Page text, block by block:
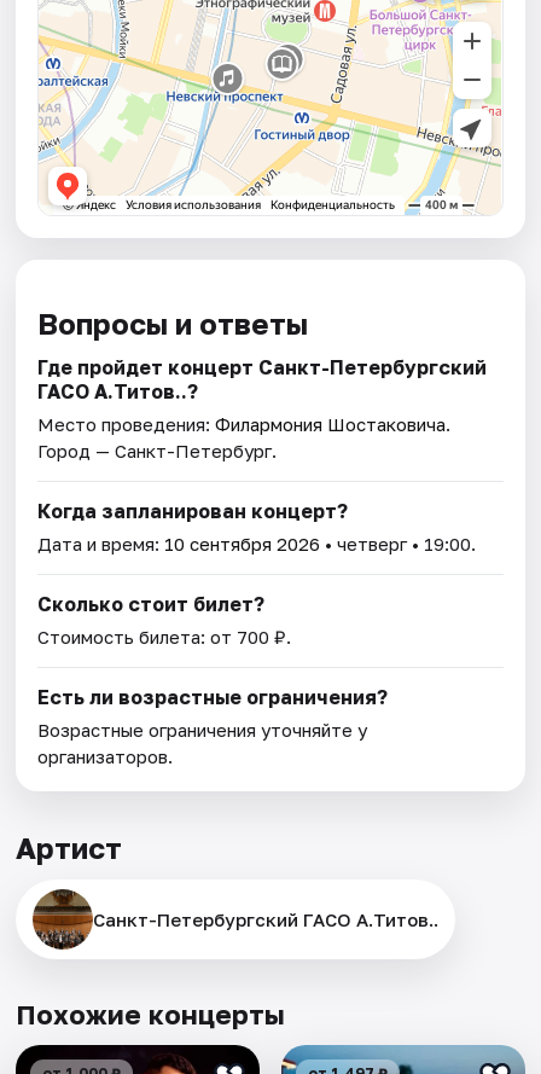
Вопросы и ответы
Где пройдет концерт Санкт-Петербургский
ГАСО А.Титов..?
Место проведения:Филармония Шостаковича.
Город — Санкт-Петербург.
Когда запланирован концерт?
Дата и время: 10 сентября 2026 • четверг • 19:00.
Сколько стоит билет?
Стоимость билета: от 700 ₽.
Есть ли возрастные ограничения?
Возрастные ограничения уточняйте у
организаторов.
Артист
Санкт-Петербургский ГАСО А.Титов..
Похожие концерты